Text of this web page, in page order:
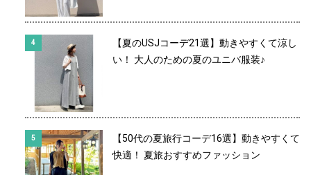
【夏のUSJコーデ21選】動きやすくて涼し
い！ 大人のための夏のユニバ服装♪
【50代の夏旅行コーデ16選】動きやすくて
快適！ 夏旅おすすめファッション